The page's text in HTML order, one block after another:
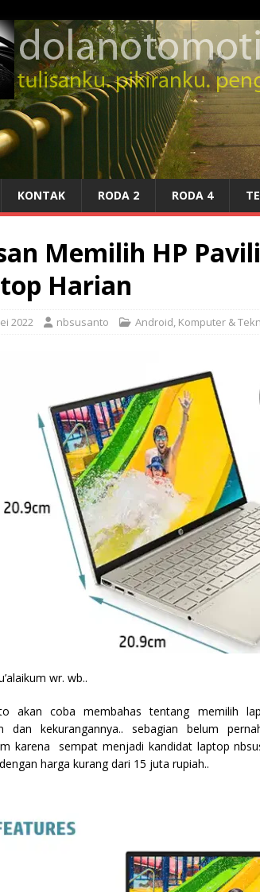
KONTAK RODA 2 RODA 4
Memilih HP
Harian
2022 nbsusanto Android, Komputer &
wr. wb..
akan coba membahas tentang memilih
dan kekurangannya.. sebagian belum
karena sempat menjadi kandidat laptop
harga kurang dari 15 juta rupiah..